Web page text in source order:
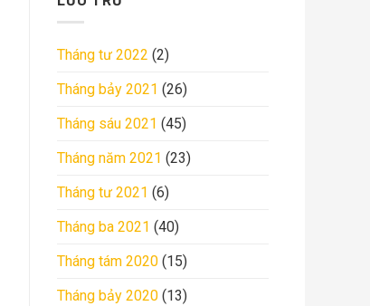
Tháng tư 2022 (2)
Tháng bảy 2021 (26)
Tháng sáu 2021 (45)
Tháng năm 2021 (23)
Tháng tư 2021 (6)
Tháng ba 2021 (40)
Tháng tám 2020 (15)
Tháng bảy 2020 (13)